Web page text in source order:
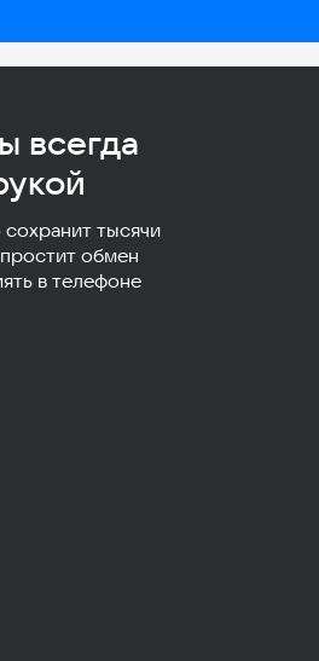
тысячи
обмен
в телефоне
всегда